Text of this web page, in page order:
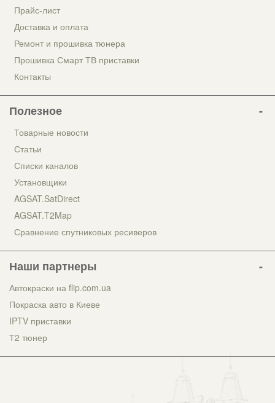
Прайс-лист
Доставка и оплата
Ремонт и прошивка тюнера
Прошивка Смарт ТВ приставки
Контакты
Полезное
Товарные новости
Статьи
Списки каналов
Установщики
AGSAT.SatDirect
AGSAT.T2Map
Сравнение спутниковых ресиверов
Наши партнеры
Автокраски на flip.com.ua
Покраска авто в Киеве
IPTV приставки
Т2 тюнер